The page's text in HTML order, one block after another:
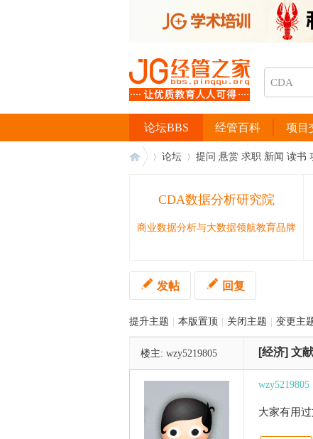
经管百科 项目
论坛BBS
论坛 提问 悬赏 求职 新闻 读书
CDA数据分析研究院
商业数据分析与大数据领航教育品牌
发帖 回复
提升主题 本版置顶 关闭主题 变更主
楼主: wzy5219805 [经济] 文
wzy5219805
大家有用